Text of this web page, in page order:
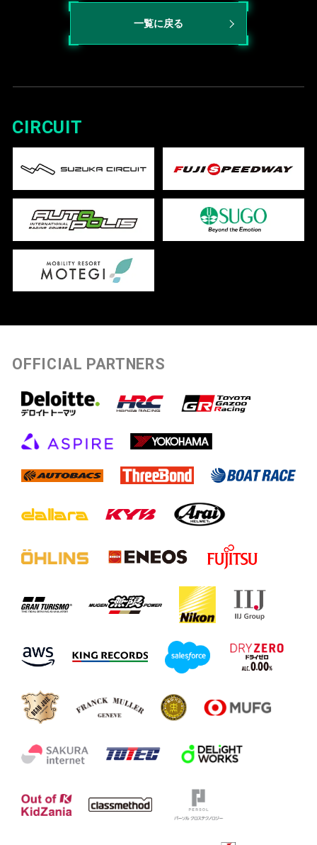
一覧に戻る
CIRCUIT
OFFICIAL PARTNERS